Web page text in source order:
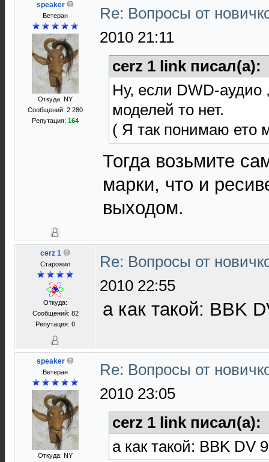
speaker
Ветеран
Откуда: NY
Сообщений: 2 280
Репутация: 164
Re: Вопросы от
2010 21:11
cerz 1 link писал(а):
Ну, если DWD-аудио
моделей то нет.
( Я так понимаю ето
Тогда возьмите
марки, что и
выходом.
cerz 1
Старожил
Откуда:
Сообщений: 82
Репутация: 0
Re: Вопросы от
2010 22:55
а как такой: BBK
speaker
Ветеран
Откуда: NY
Re: Вопросы от
2010 23:05
cerz 1 link писал(а):
а как такой: BBK DV